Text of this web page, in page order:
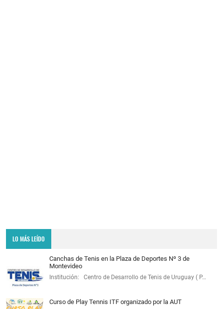
LO MÁS LEÍDO
Canchas de Tenis en la Plaza de Deportes Nº 3 de
Montevideo
Institución: Centro de Desarrollo de Tenis de Uruguay ( P…
Curso de Play Tennis ITF organizado por la AUT